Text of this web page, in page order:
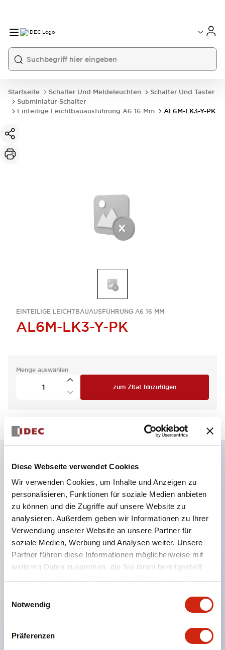
Diese Webseite verwendet Cookies
Wir verwenden Cookies, um Inhalte und Anzeigen zu
personalisieren, Funktionen für soziale Medien anbieten
zu können und die Zugriffe auf unsere Website zu
analysieren. Außerdem geben wir Informationen zu Ihrer
Verwendung unserer Website an unsere Partner für
soziale Medien, Werbung und Analysen weiter. Unsere
Partner führen diese Informationen möglicherweise mit
weiteren Daten zusammen, die Sie ihnen bereitgestellt
Notwendig
Präferenzen
Startseite Schalter Und Meldeleuchten
Schalter Und Taster
Subminiatur-Schalter
Einteilige Leichtbauausführung A6 16 Mm
AL6M-LK3-Y-PK
EINTEILIGE LEICHTBAUAUSFÜHRUNG A6 16 MM
AL6M-LK3-Y-PK
Menge auswählen
zum Zitat hinzufügen
Geeignet für ein breites Anwendungsspektrum
von der Konsumelektronik bis zum FA-Bereich
LED-Beleuchtungseinheit mit integriertem
strombegrenzendem Widerstand und Diode im
LED-Lampenkörper
UL- und CSA-zertifiziert. Entspricht EN (Europa)
Mit speziellem Zubehör leicht auf Φ22 Flash-